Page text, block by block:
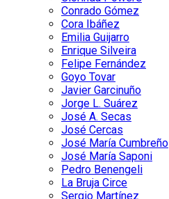
Conrado Gómez
Cora Ibáñez
Emilia Guijarro
Enrique Silveira
Felipe Fernández
Goyo Tovar
Javier Garcinuño
Jorge L. Suárez
José A. Secas
José Cercas
José María Cumbreño
José María Saponi
Pedro Benengeli
La Bruja Circe
Sergio Martínez